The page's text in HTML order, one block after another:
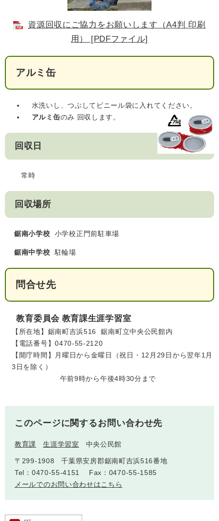
資源回収にご協力をお願いします（A4判 印刷
用） [PDFファイル]
アルミ缶
水洗いし、つぶしてビニール袋に入れてください。
アルミ缶のみ 回収します。
回収日
常時
回収場所
鋸南小学校 小学校正門前駐車場
鋸南中学校 駐輪場
問合せ先
教育委員会 教育課生涯学習室
【所在地】鋸南町吉浜516 鋸南町立中央公民館内
【電話番号】0470-55-2120
【開庁時間】月曜日から金曜日（祝日・12月29日から翌年1月
3日を除く）
午前9時から午後4時30分まで
このページに関するお問い合わせ先
教育課 生涯学習室 中央公民館
〒299-1908
千葉県安房郡鋸南町吉浜516番地
Tel：0470-55-4151
Fax：0470-55-1585
メールでのお問い合わせはこちら